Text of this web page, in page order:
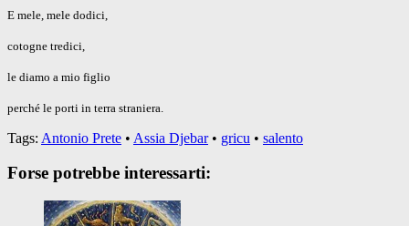
E mele, mele dodici,
cotogne tredici,
le diamo a mio figlio
perché le porti in terra straniera.
Tags: Antonio Prete • Assia Djebar• gricu • salento
Forse potrebbe interessarti: